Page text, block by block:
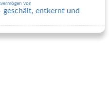
von
geschält, entkernt und